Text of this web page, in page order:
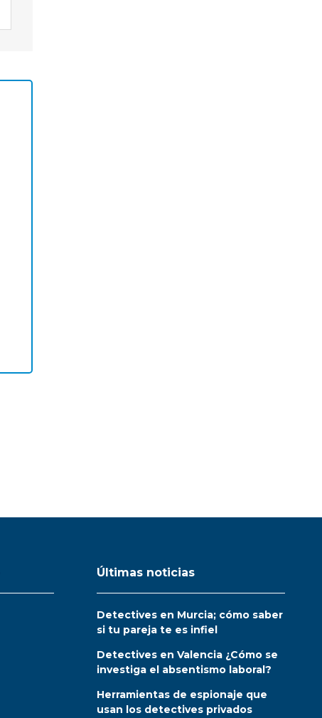
Últimas noticias
Detectives en Murcia; cómo saber
si tu pareja te es infiel
Detectives en Valencia ¿Cómo se
investiga el absentismo laboral?
Herramientas de espionaje que
usan los detectives privados